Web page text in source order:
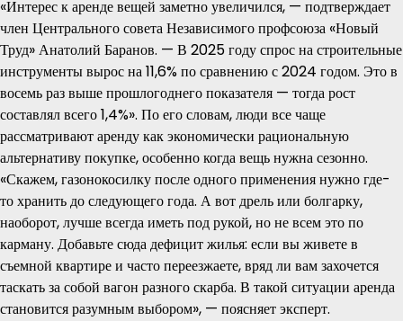
«Интерес к аренде вещей заметно увеличился, — подтверждает
член Центрального совета Независимого профсоюза «Новый
Труд» Анатолий Баранов. — В 2025 году спрос на строительные
инструменты вырос на 11,6% по сравнению с 2024 годом. Это в
восемь раз выше прошлогоднего показателя — тогда рост
составлял всего 1,4%». По его словам, люди все чаще
рассматривают аренду как экономически рациональную
альтернативу покупке, особенно когда вещь нужна сезонно.
«Скажем, газонокосилку после одного применения нужно где-
то хранить до следующего года. А вот дрель или болгарку,
наоборот, лучше всегда иметь под рукой, но не всем это по
карману. Добавьте сюда дефицит жилья: если вы живете в
съемной квартире и часто переезжаете, вряд ли вам захочется
таскать за собой вагон разного скарба. В такой ситуации аренда
становится разумным выбором», — поясняет эксперт.